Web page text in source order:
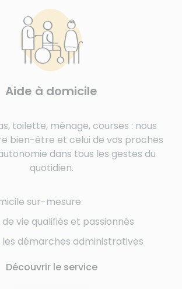
Aide à domicile
toilette, ménage, courses : nous
bien-être et celui de vos proches
dans tous les gestes du
quotidien.
sur-mesure
de vie qualifiés et passionnés
les démarches administratives
Découvrir le service